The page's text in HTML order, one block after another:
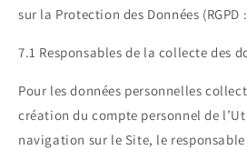
sur la Protection des Données (RGPD
7.1 Responsables de la collecte des
Pour les données personnelles
création du compte personnel de
navigation sur le Site, le